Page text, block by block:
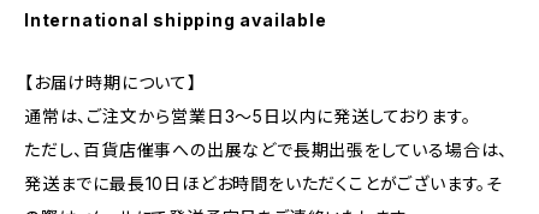
International shipping available
【お届け時期について】
通常は、ご注文から営業日3〜5日以内に発送しております。
ただし、百貨店催事への出展などで長期出張をしている場合は、
発送までに最長10日ほどお時間をいただくことがございます。そ